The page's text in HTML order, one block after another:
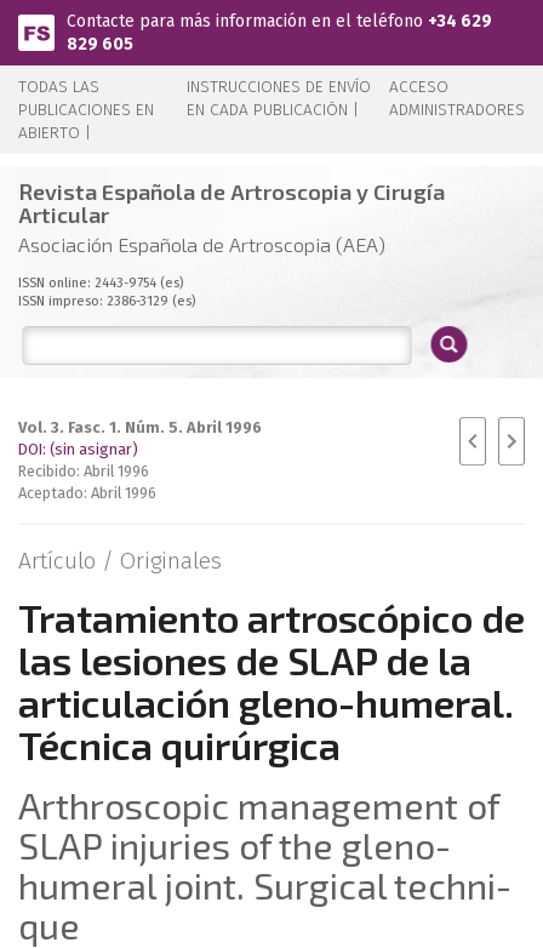
Pasar al contenido principal
Contacte para más información en el teléfono +34 629
829 605
TODAS LAS
PUBLICACIONES EN
ABIERTO |
INSTRUCCIONES DE ENVÍO
EN CADA PUBLICACIÓN |
ACCESO
ADMINISTRADORES
Revista Española de Artroscopia y Cirugía
Articular
Asociación Española de Artroscopia (AEA)
ISSN online: 2443-9754 (es)
ISSN impreso: 2386-3129 (es)
Vol. 3. Fasc. 1. Núm. 5. Abril 1996
DOI: (sin asignar)
Recibido: Abril 1996
Aceptado: Abril 1996
Artículo / Originales
Tratamiento artroscópico de
las lesiones de SLAP de la
articulación gleno-humeral.
Técnica quirúrgica
Arthroscopic management of
SLAP injuries of the gleno-
humeral joint. Surgical techni­
que